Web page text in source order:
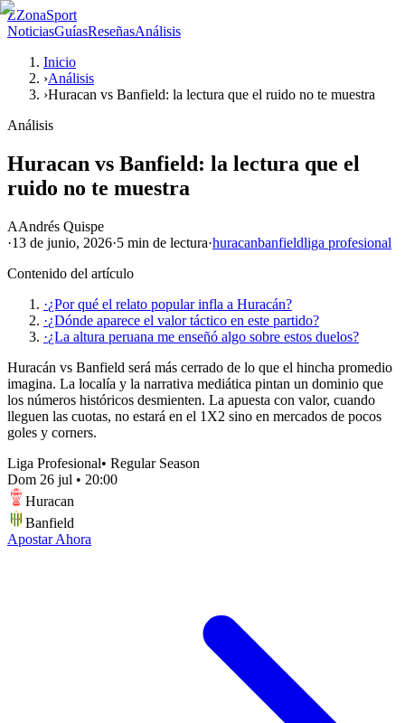
ZZonaSport
NoticiasGuíasReseñasAnálisis
Inicio
›Análisis
›Huracan vs Banfield: la lectura que el ruido no te muestra
Análisis
Huracan vs Banfield: la lectura que el
ruido no te muestra
AAndrés Quispe
·13 de junio, 2026·5 min de lectura·huracanbanfieldliga profesional
Contenido del artículo
·¿Por qué el relato popular infla a Huracán?
·¿Dónde aparece el valor táctico en este partido?
·¿La altura peruana me enseñó algo sobre estos duelos?
Huracán vs Banfield será más cerrado de lo que el hincha promedio
imagina. La localía y la narrativa mediática pintan un dominio que
los números históricos desmienten. La apuesta con valor, cuando
lleguen las cuotas, no estará en el 1X2 sino en mercados de pocos
goles y corners.
Liga Profesional• Regular Season
Dom 26 jul • 20:00
Huracan
Banfield
Apostar Ahora